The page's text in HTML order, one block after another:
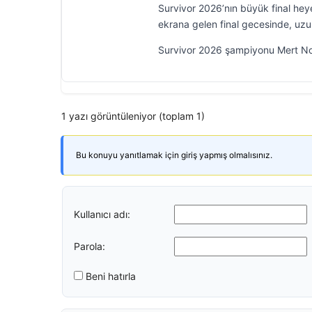
Survivor 2026’nın büyük final
ekrana gelen final gecesinde,
Survivor 2026 şampiyonu Mert
1 yazı görüntüleniyor (toplam 1)
Bu konuyu yanıtlamak için giriş yapmış olmalısınız.
Kullanıcı adı:
Parola:
Beni hatırla